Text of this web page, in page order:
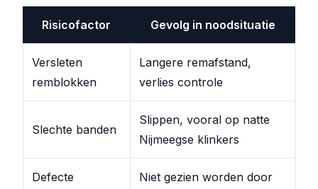
Risicofactor Gevolg in noodsituatie
Versleten
remblokken
Langere remafstand,
verlies controle
Slechte banden
Slippen, vooral op natte
Nijmeegse klinkers
Defecte
Niet gezien worden door